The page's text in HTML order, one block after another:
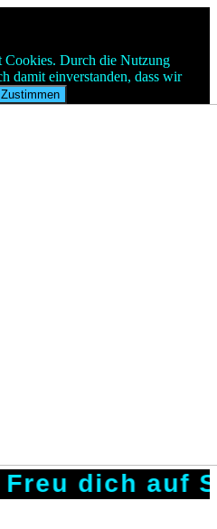
Durch die Nutzung
damit einverstanden, dass wir
Zustimmen
auf